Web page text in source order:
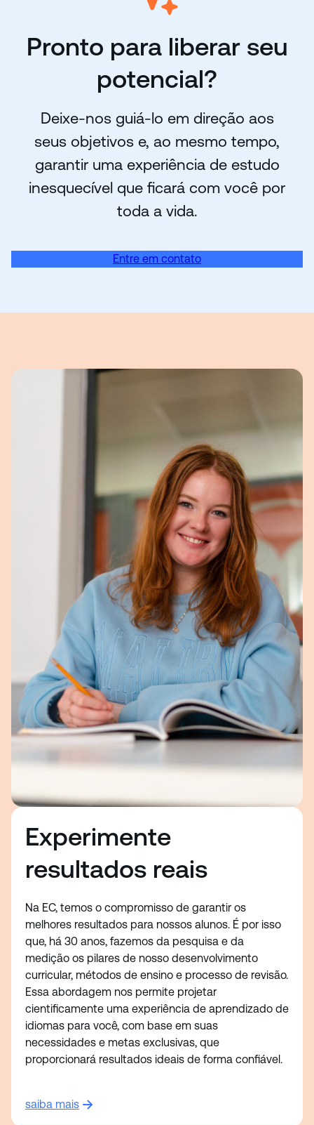
Pronto para liberar seu
potencial?
Deixe-nos guiá-lo em direção aos
seus objetivos e, ao mesmo tempo,
garantir uma experiência de estudo
inesquecível que ficará com você por
toda a vida.
Entre em contato
Experimente
resultados reais
Na EC, temos o compromisso de garantir os
melhores resultados para nossos alunos. É por isso
que, há 30 anos, fazemos da pesquisa e da
medição os pilares de nosso desenvolvimento
curricular, métodos de ensino e processo de revisão.
Essa abordagem nos permite projetar
cientificamente uma experiência de aprendizado de
idiomas para você, com base em suas
necessidades e metas exclusivas, que
proporcionará resultados ideais de forma confiável.
saiba mais